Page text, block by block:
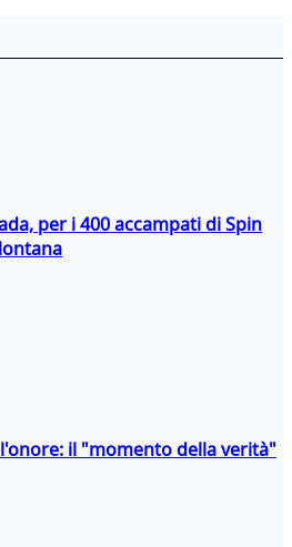
per i 400 accampati di Spin
il "momento della verità"